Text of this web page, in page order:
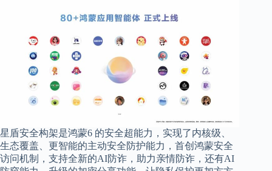
星盾安全构架是鸿蒙6 的安全超能力，实现了内核级、
生态覆盖、更智能的主动安全防护能力， 首创鸿蒙安全
访问机制，支持全新的AI防诈，助力亲情防诈，还有AI